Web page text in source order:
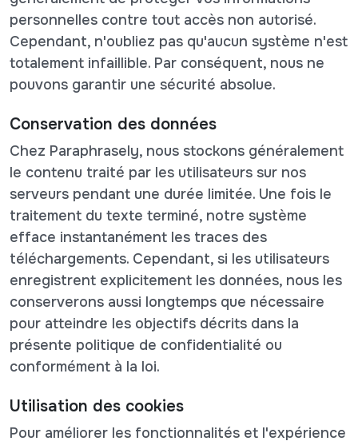
personnelles contre tout accès non autorisé.
Cependant, n'oubliez pas qu'aucun système n'est
totalement infaillible. Par conséquent, nous ne
pouvons garantir une sécurité absolue.
Conservation des données
Chez Paraphrasely, nous stockons généralement
le contenu traité par les utilisateurs sur nos
serveurs pendant une durée limitée. Une fois le
traitement du texte terminé, notre système
efface instantanément les traces des
téléchargements. Cependant, si les utilisateurs
enregistrent explicitement les données, nous les
conserverons aussi longtemps que nécessaire
pour atteindre les objectifs décrits dans la
présente politique de confidentialité ou
conformément à la loi.
Utilisation des cookies
Pour améliorer les fonctionnalités et l'expérience